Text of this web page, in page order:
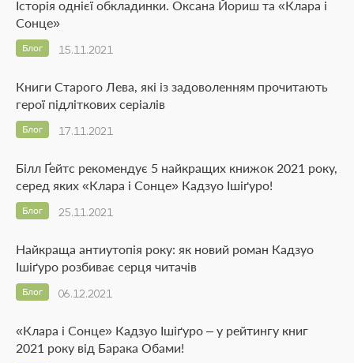
Історія однієї обкладинки. Оксана Йориш та «Клара і
Сонце»
15.11.2021
Блог
Книги Старого Лева, які із задоволенням прочитають
герої підліткових серіалів
17.11.2021
Блог
Білл Ґейтс рекомендує 5 найкращих книжок 2021 року,
серед яких «Клара і Сонце» Кадзуо Ішіґуро!
25.11.2021
Блог
Найкраща антиутопія року: як новий роман Кадзуо
Ішіґуро розбиває серця читачів
06.12.2021
Блог
«Клара і Сонце» Кадзуо Ішіґуро – у рейтингу книг
2021 року від Барака Обами!